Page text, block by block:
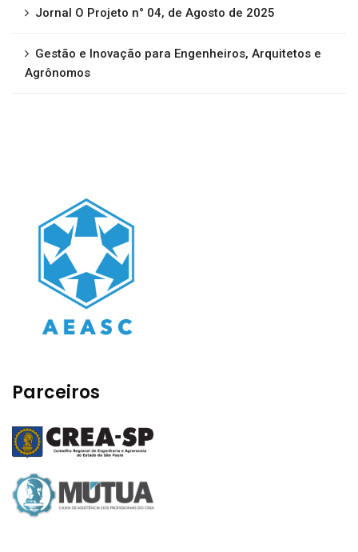
Jornal O Projeto n° 04, de Agosto de 2025
Gestão e Inovação para Engenheiros, Arquitetos e
Agrônomos
Parceiros